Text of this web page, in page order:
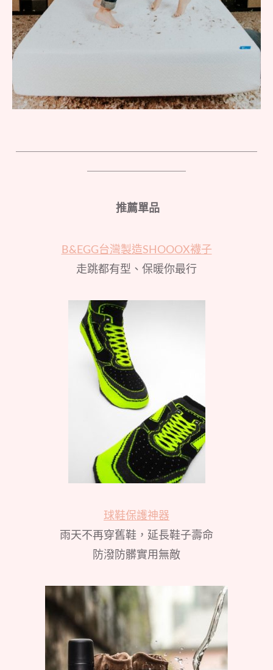
推薦單品
B&EGG台灣製造SHOOOX襪子
走跳都有型、保暖你最行
球鞋保護神器
雨天不再穿舊鞋，延長鞋子壽命
防潑防髒實用無敵